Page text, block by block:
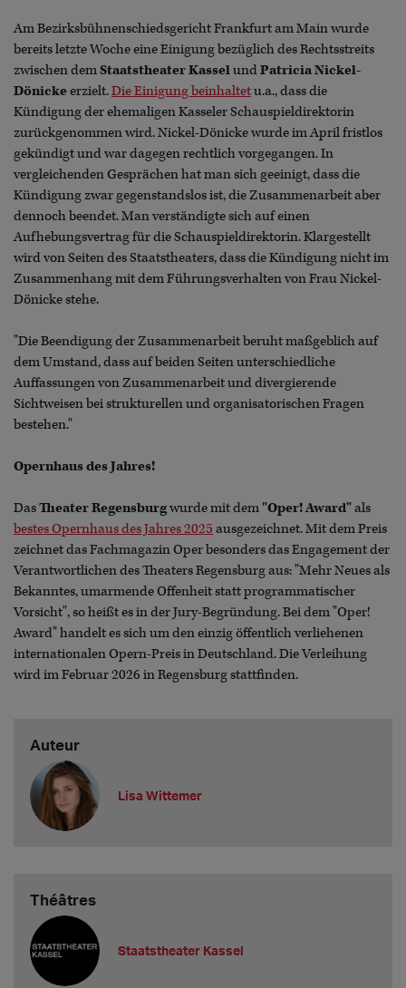
Am Bezirksbühnenschiedsgericht Frankfurt am Main wurde
bereits letzte Woche eine Einigung bezüglich des Rechtsstreits
zwischen demStaatstheater KasselundPatricia Nickel-
Dönickeerzielt.Die Einigung beinhaltetu.a., dass die
Kündigung der ehemaligen Kasseler Schauspieldirektorin
zurückgenommen wird. Nickel-Dönicke wurde im April fristlos
gekündigt und war dagegen rechtlich vorgegangen. In
vergleichenden Gesprächen hat man sich geeinigt, dass die
Kündigung zwar gegenstandslos ist, die Zusammenarbeit aber
dennoch beendet. Man verständigte sich auf einen
Aufhebungsvertrag für die Schauspieldirektorin. Klargestellt
wird von Seiten des Staatstheaters, dass die Kündigung nicht im
Zusammenhang mit dem Führungsverhalten von Frau Nickel-
Dönicke stehe.
"Die Beendigung der Zusammenarbeit beruht maßgeblich auf
dem Umstand, dass auf beiden Seiten unterschiedliche
Auffassungen von Zusammenarbeit und divergierende
Sichtweisen bei strukturellen und organisatorischen Fragen
bestehen."
Opernhaus des Jahres!
DasTheater Regensburgwurde mit dem"Oper! Award"als
bestes Opernhaus des Jahres 2025 ausgezeichnet. Mit dem Preis
zeichnet das Fachmagazin Oper besonders das Engagement der
Verantwortlichen des Theaters Regensburg aus: "Mehr Neues als
Bekanntes, umarmende Offenheit statt programmatischer
Vorsicht", so heißt es in der Jury-Begründung. Bei dem "Oper!
Award" handelt es sich um den einzig öffentlich verliehenen
internationalen Opern-Preis in Deutschland. Die Verleihung
wird im Februar 2026 in Regensburg stattfinden.
Auteur
Lisa Wittemer
Théâtres
Staatstheater Kassel